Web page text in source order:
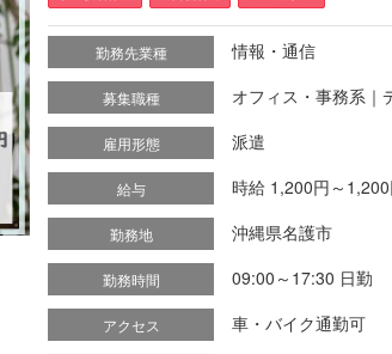
勤務先業種 情報・通信
募集職種 オフィス・事務系｜
雇用形態 派遣
給与 時給 1,200円～
勤務地 沖縄県名護市
勤務時間 09:00～17:30 日勤
アクセス 車・バイク通勤可